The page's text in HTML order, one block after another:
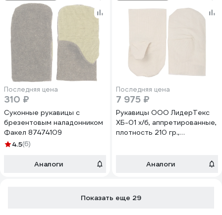
Последняя цена
310 ₽
Суконные рукавицы с
брезентовым наладонником
Факел 87474109
4.5(6)
Аналоги
Последняя цена
7 975 ₽
Рукавицы ООО ЛидерТекс
ХБ-01 х/б, аппретированные,
плотность 210 гр.,
4570000000707
Аналоги
Показать еще 29